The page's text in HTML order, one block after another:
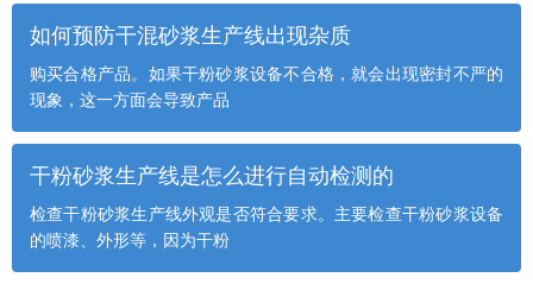
如何预防干混砂浆生产线出现杂质
购买合格产品。如果干粉砂浆设备不合格，就会出现密封不严的
现象，这一方面会导致产品
干粉砂浆生产线是怎么进行自动检测的
检查干粉砂浆生产线外观是否符合要求。主要检查干粉砂浆设备
的喷漆、外形等，因为干粉